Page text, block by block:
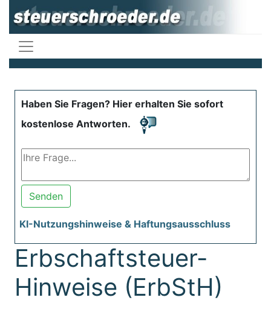
Haben Sie Fragen? Hier erhalten Sie sofort
kostenlose Antworten.
Senden
KI-Nutzungshinweise & Haftungsausschluss
Erbschaftsteuer-
Hinweise (ErbStH)